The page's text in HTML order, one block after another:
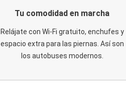
Tu comodidad en marcha
Relájate con Wi-Fi gratuito, enchufes y
espacio extra para las piernas. Así son
los autobuses modernos.